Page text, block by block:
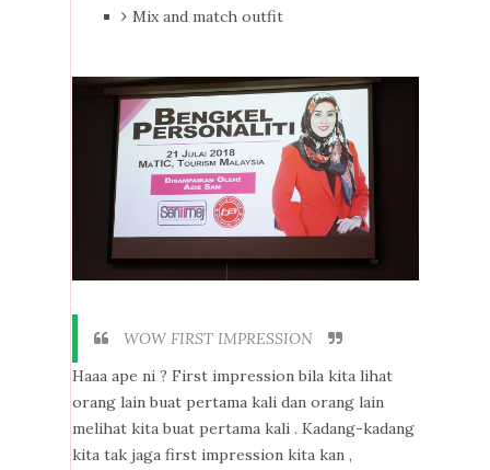
Mix and match outfit
WOW FIRST IMPRESSION
Haaa ape ni ? First impression bila kita lihat
orang lain buat pertama kali dan orang lain
melihat kita buat pertama kali . Kadang-kadang
kita tak jaga first impression kita kan ,